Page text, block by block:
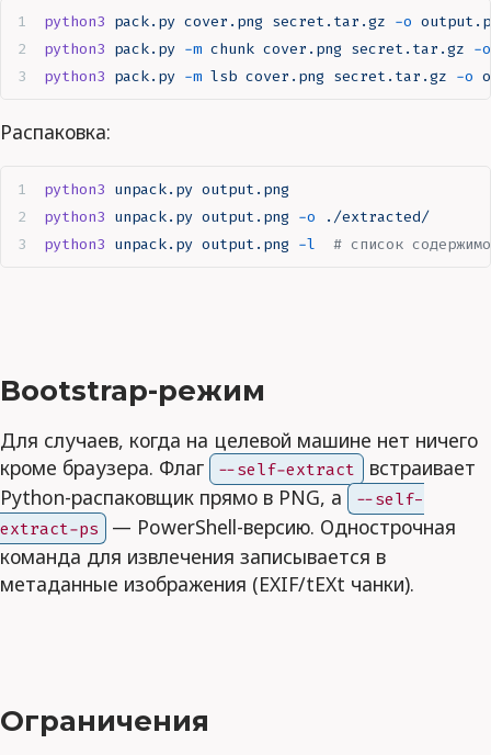
python3 pack.py cover.png secret.tar.gz -o
python3 pack.py -m chunk cover.png secret.tar.gz -o
python3 pack.py -m lsb cover.png secret.tar.gz -o
Распаковка:
python3 unpack.py output.png
python3 unpack.py output.png -o ./extracted/
python3 unpack.py output.png -l
# список
Bootstrap-режим
Для случаев, когда на целевой машине нет ничего
кроме браузера. Флаг
--self-extract встраивает
Python-распаковщик прямо в PNG, а
--self-
extract-ps
— PowerShell-версию. Однострочная
команда для извлечения записывается в
метаданные изображения (EXIF/tEXt чанки).
Ограничения